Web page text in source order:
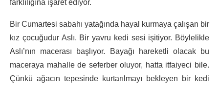
farklılığına işaret ediyor.
Bir Cumartesi sabahı yatağında hayal kurmaya çalışan bir
kız çocuğudur Aslı. Bir yavru kedi sesi işitiyor. Böylelikle
Aslı’nın macerası başlıyor. Bayağı hareketli olacak bu
maceraya mahalle de seferber oluyor, hatta itfaiyeci bile.
Çünkü ağacın tepesinde kurtarılmayı bekleyen bir kedi